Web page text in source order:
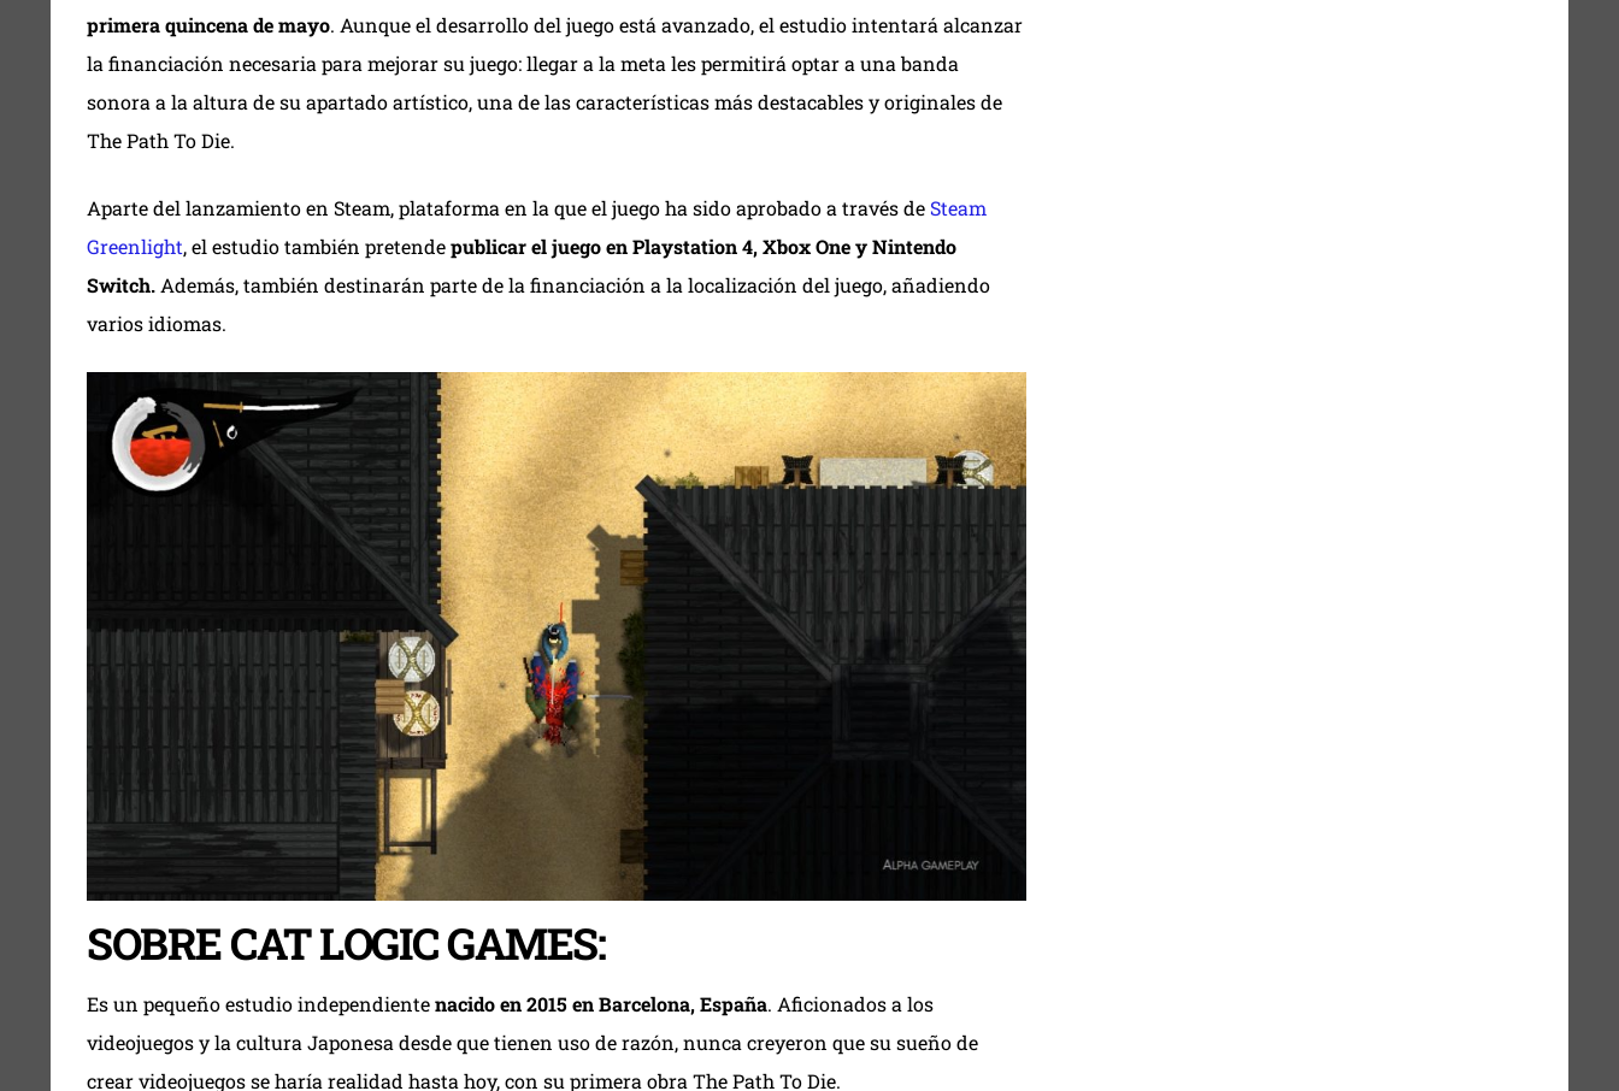
primera quincena de mayo. Aunque el desarrollo del juego está avanzado, el estudio intentará alcanzar
la financiación necesaria para mejorar su juego: llegar a la meta les permitirá optar a una banda
sonora a la altura de su apartado artístico, una de las características más destacables y originales de
The Path To Die.
Aparte del lanzamiento en Steam, plataforma en la que el juego ha sido aprobado a través de Steam
Greenlight, el estudio también pretendepublicar el juego en Playstation 4, Xbox One y Nintendo
Switch. Además, también destinarán parte de la financiación a la localización del juego, añadiendo
varios idiomas.
SOBRE CAT LOGIC GAMES:
Es un pequeño estudio independientenacido en 2015 en Barcelona, España. Aficionados a los
videojuegos y la cultura Japonesa desde que tienen uso de razón, nunca creyeron que su sueño de
crear videojuegos se haría realidad hasta hoy, con su primera obra The Path To Die.